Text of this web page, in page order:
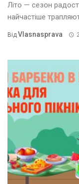
Літо — сезон
найчастіше
ВідVlasnasprava